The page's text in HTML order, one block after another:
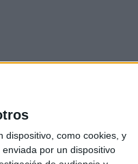
dispositivo, como cookies, y
por un dispositivo